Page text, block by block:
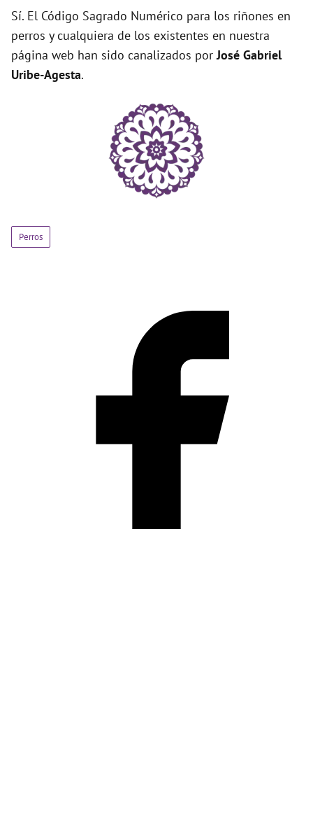
Sí. El Código Sagrado Numérico para los riñones en
perros y cualquiera de los existentes en nuestra
página web han sido canalizados porJosé Gabriel
Uribe-Agesta.
Perros